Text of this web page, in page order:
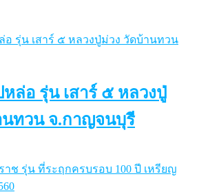
ล่อ รุ่น เสาร์ ๕ หลวงปู่
นทวน จ.กาญจนบุรี